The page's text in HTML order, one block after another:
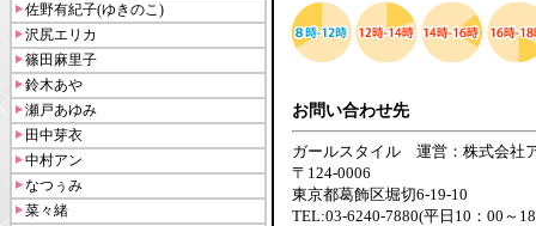
佐野有紀子(ゆきのこ)
沢尻エリカ
篠田麻里子
鈴木あや
瀬戸あゆみ
田中芽衣
中村アン
なつぅみ
菜々緒
お問い合わせ先
ガールスタイル 運営：株式会社
〒124-0006
東京都葛飾区堀切6-19-10
TEL:03-6240-7880(平日10：00～